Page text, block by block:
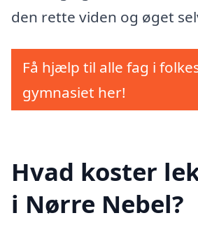
den rette viden og øget
Få hjælp til alle fag i
gymnasiet her!
Hvad koster
i Nørre Nebel?